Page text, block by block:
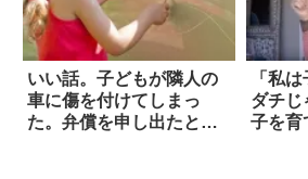
いい話。子どもが隣人の
車に傷を付けてしまっ
た。弁償を申し出たとこ
「私
ダチじ
子を育